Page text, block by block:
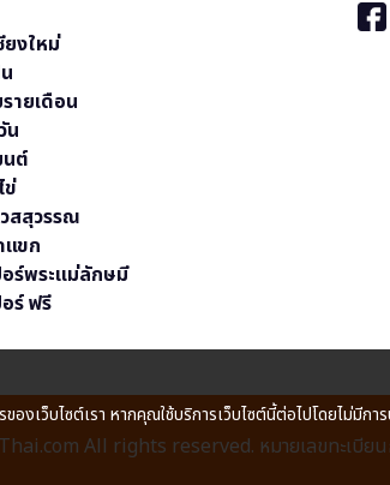
ยงใหม่
ายเดือน
น
ต์
ข่
สสุวรรณ
แขก
อร์พระแม่ลักษมี
ร์ ฟรี
All rights reserved. หมายเลขทะเบีย
งเว็บไซต์เรา หากคุณใช้บริการเว็บไซต์นี้ต่อไปโดยไม่มีก